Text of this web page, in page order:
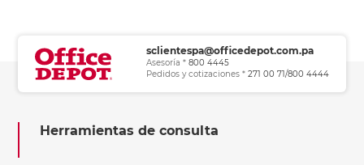
sclientespa@officedepot.com.pa
Asesoría * 800 4445
Pedidos y cotizaciones * 271 00 71/800 4444
Herramientas de consulta